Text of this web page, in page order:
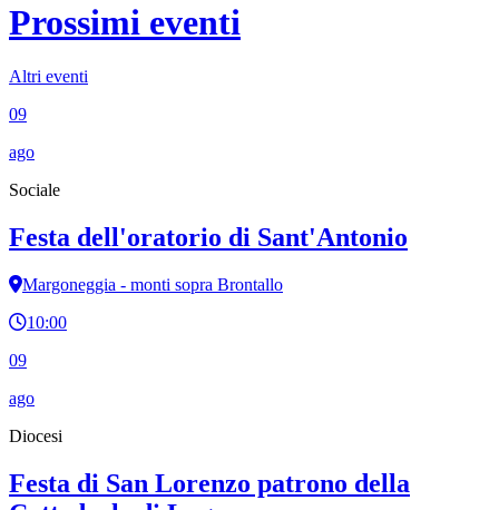
Prossimi eventi
Altri eventi
09
ago
Sociale
Festa dell'oratorio di Sant'Antonio
Margoneggia - monti sopra Brontallo
10:00
09
ago
Diocesi
Festa di San Lorenzo patrono della